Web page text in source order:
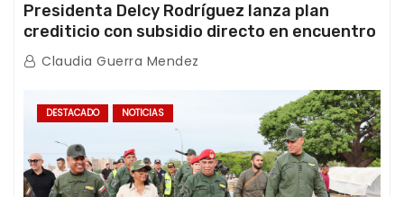
Presidenta Delcy Rodríguez lanza plan
crediticio con subsidio directo en encuentro
con Juntas de Condominio
Claudia Guerra Mendez
DESTACADO NOTICIAS